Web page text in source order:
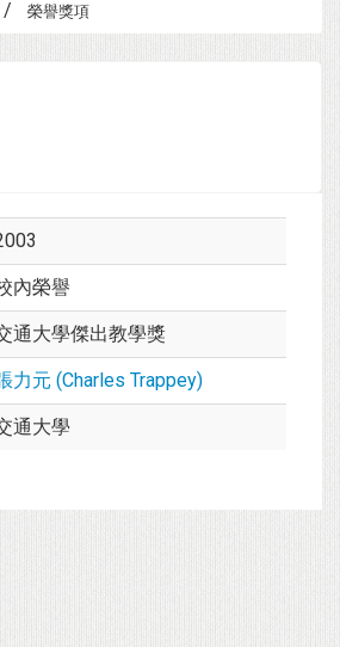
榮譽獎項
內榮譽
通大學傑出教學獎
力元 (Charles Trappey)
通大學